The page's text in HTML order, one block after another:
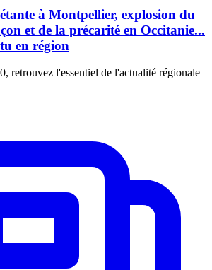
à Montpellier, explosion du
et de la précarité en Occitanie...
en région
retrouvez l'essentiel de l'actualité régionale